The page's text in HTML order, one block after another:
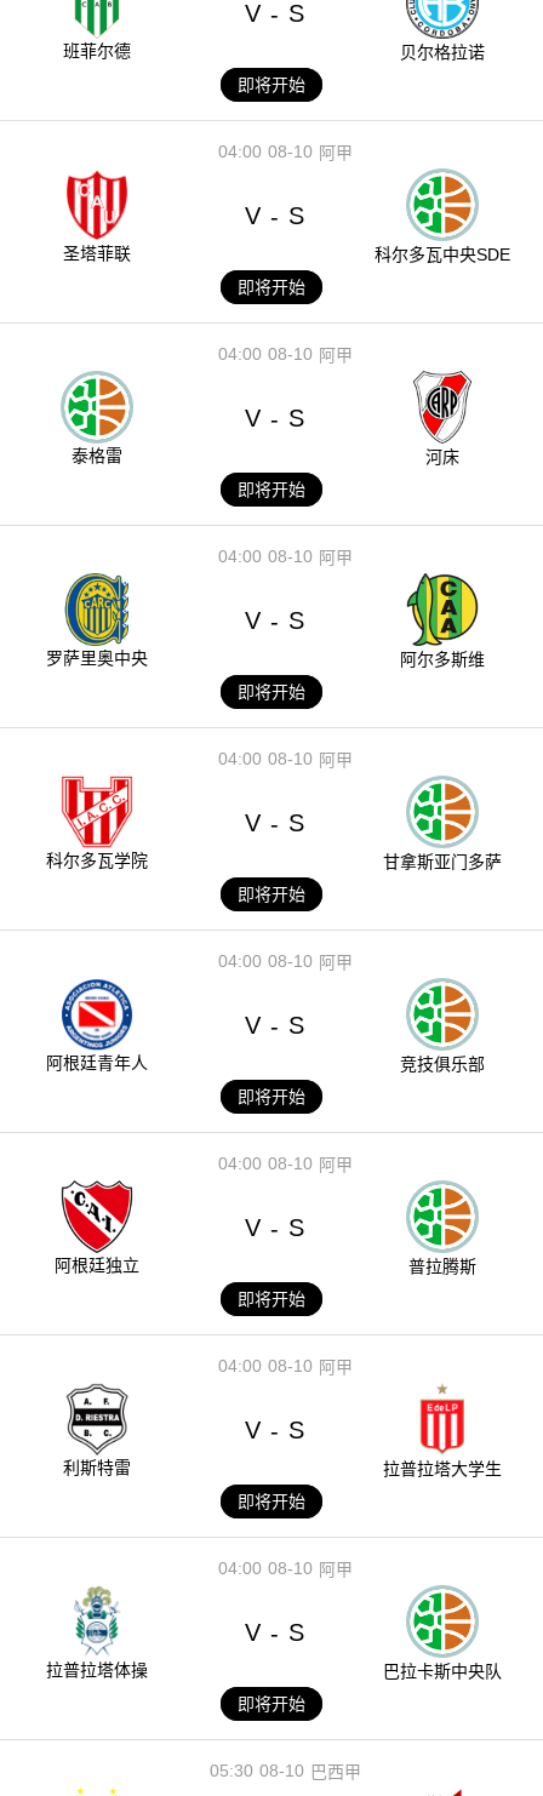
班菲尔德
V - S
贝尔格拉诺
即将开始
08-10
04:00 阿甲
圣塔菲联
V - S
科尔多瓦中央SDE
即将开始
08-10
04:00 阿甲
泰格雷
V - S
河床
即将开始
08-10
04:00 阿甲
罗萨里奥中央
V - S
阿尔多斯维
即将开始
08-10
04:00 阿甲
科尔多瓦学院
V - S
甘拿斯亚门多萨
即将开始
08-10
04:00 阿甲
阿根廷青年人
V - S
竞技俱乐部
即将开始
08-10
04:00 阿甲
阿根廷独立
V - S
普拉腾斯
即将开始
08-10
04:00 阿甲
利斯特雷
V - S
拉普拉塔大学生
即将开始
08-10
04:00 阿甲
拉普拉塔体操
V - S
巴拉卡斯中央队
即将开始
08-10
05:30 巴西甲